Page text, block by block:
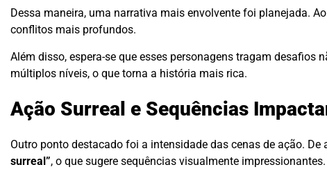
Dessa maneira, uma narrativa mais envolvente foi planejada.
conflitos mais profundos.
Além disso, espera-se que esses personagens tragam
múltiplos níveis, o que torna a história mais rica.
Ação Surreal e Sequências
Outro ponto destacado foi a intensidade das cenas de ação.
surreal”, o que sugere sequências visualmente impressionantes.